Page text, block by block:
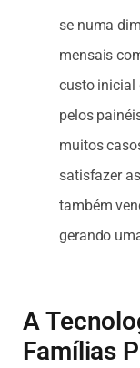
se numa
mensais
custo inicial
pelos
muitos
satisfazer
também
gerando
A
Famílias